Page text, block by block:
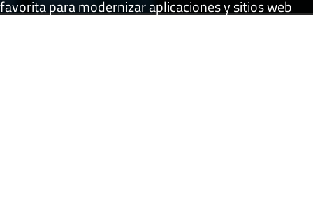
favorita para modernizar aplicaciones y sitios web